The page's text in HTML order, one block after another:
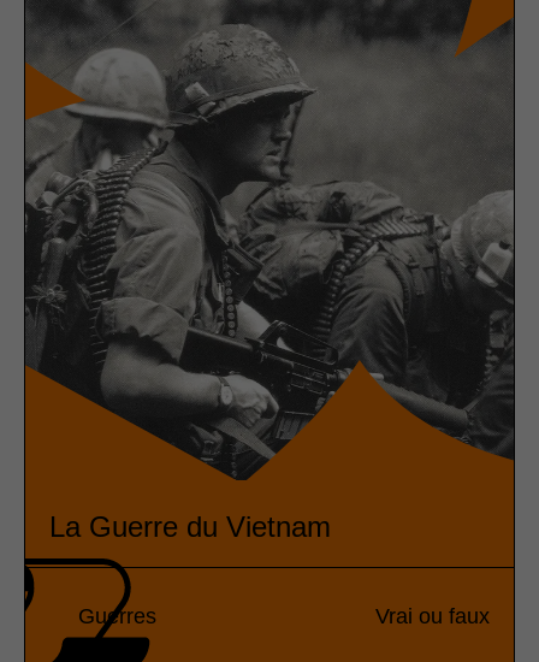
La Guerre du Vietnam
Guerres Vrai ou faux